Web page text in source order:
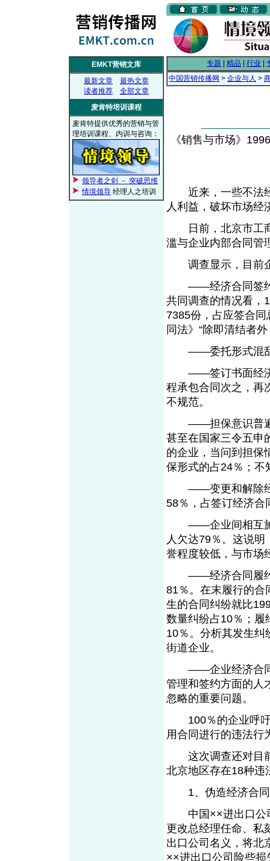
EMKT营销文库
最新文章
最热文章
读者推荐
全部文章
麦肯特培训课程
麦肯特提供优秀的营销与管
理培训课程、内训与咨询：
领导者之剑 － 突破思维
情境领导 经理人之培训
专题 精品 行业
中国营销传播网 > 企业与人 >
《销售与市场》
近来，一些不法经
人利益，破坏市场经
日前，北京市工商
滥与企业内部合同管
调查显示，目前企
——经济合同签约
共同调查的情况看，
7385份，占应签合
同法》“除即清结者
——委托形式混乱
——签订书面经济
程承包合同次之，再
不规范。
——担保意识普遍
甚至在国家三令五申
的企业，当问到担保
保形式的占24％；不
——变更和解除经
58％，占签订经济合
——企业间相互施
人欠达79％。这说
誉程度较低，与市
——经济合同履约
81％。在末履行的合
生的合同纠纷就比
数量纠纷占10％；履
10％。分析其发生纠
街道企业。
——企业经济合同
管理和签约方面的人
忽略的重要问题。
100％的企业呼吁
用合同进行的违法行
这次调查还对目前
北京地区存在
1、伪造经济合同
中国××进出口公司
更改总经理任命、私
出口公司名义，将北
××进出口公司险些